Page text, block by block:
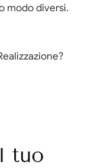
modo diversi.
tuo